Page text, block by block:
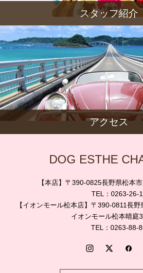
スタッフ紹介
アクセス
DOG ESTHE
【本店】〒390-0825長野県松本
TEL：0263-26-
【イオンモール松本店】〒390-0811長
イオンモール松本晴庭
TEL：0263-88-